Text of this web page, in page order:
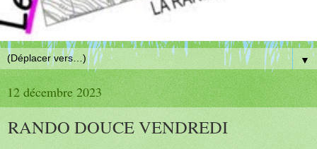
▼
12 décembre 2023
RANDO DOUCE VENDREDI